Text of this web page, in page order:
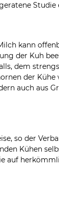
Studie
kann
der Kuh
dem
der
auch aus
so der
Kühen
auf